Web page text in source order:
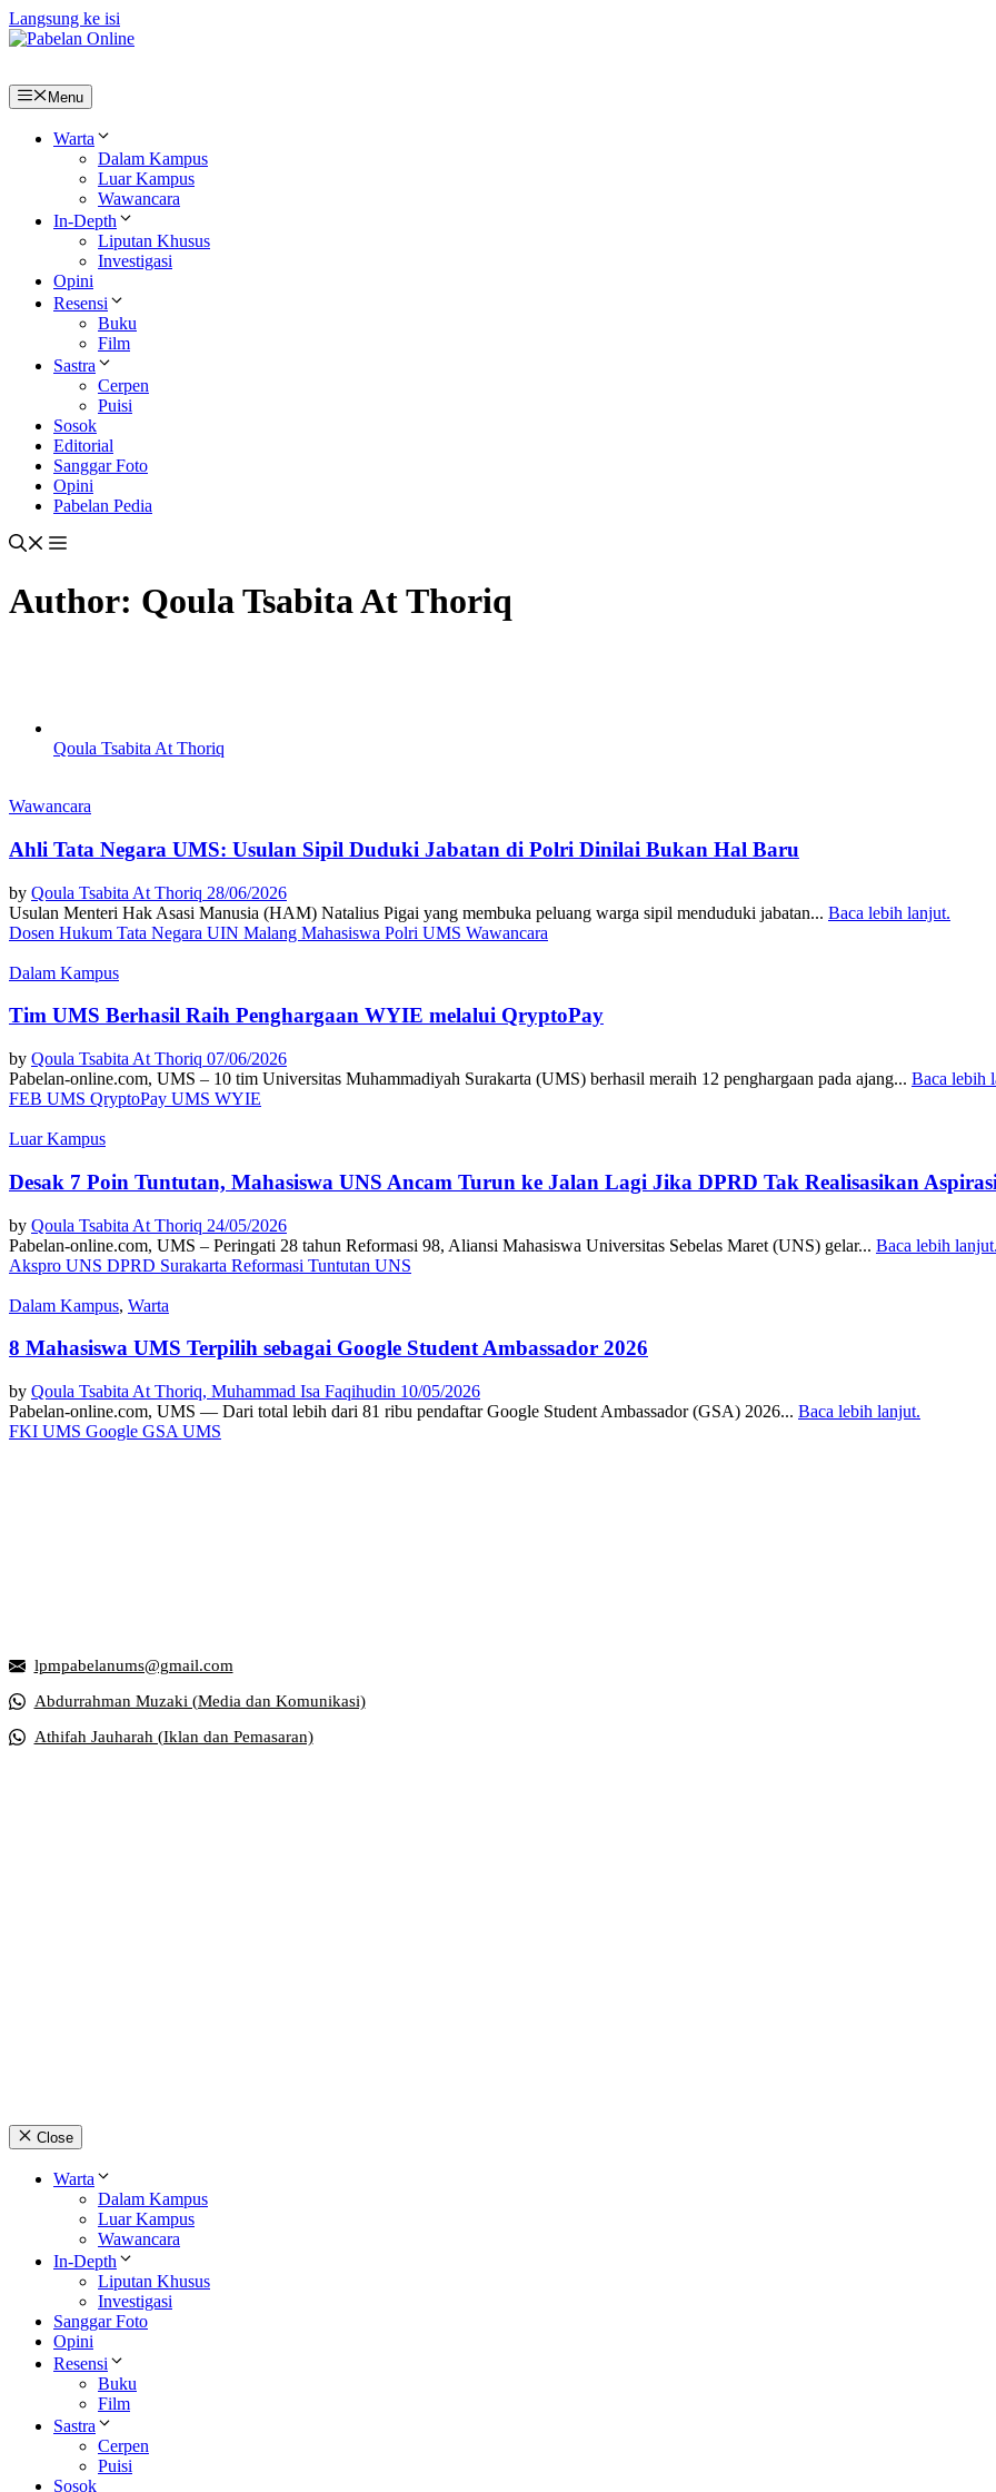
Langsung ke isi
Menu
Warta
Dalam Kampus
Luar Kampus
Wawancara
In-Depth
Liputan Khusus
Investigasi
Opini
Resensi
Buku
Film
Sastra
Cerpen
Puisi
Sosok
Editorial
Sanggar Foto
Opini
Pabelan Pedia
Author: Qoula Tsabita At Thoriq
Qoula Tsabita At Thoriq
Wawancara
Ahli Tata Negara UMS: Usulan Sipil Duduki Jabatan di Polri Dinilai Bukan Hal Baru
by Qoula Tsabita At Thoriq 28/06/2026
Usulan Menteri Hak Asasi Manusia (HAM) Natalius Pigai yang membuka peluang warga sipil menduduki jabatan... Baca lebih lanjut.
Dosen Hukum Tata Negara UIN Malang Mahasiswa Polri UMS Wawancara
Dalam Kampus
Tim UMS Berhasil Raih Penghargaan WYIE melalui QryptoPay
by Qoula Tsabita At Thoriq 07/06/2026
Pabelan-online.com, UMS – 10 tim Universitas Muhammadiyah Surakarta (UMS) berhasil meraih 12 penghargaan pada ajang... Baca lebih
FEB UMS QryptoPay UMS WYIE
Luar Kampus
Desak 7 Poin Tuntutan, Mahasiswa UNS Ancam Turun ke Jalan Lagi Jika DPRD Tak Realisasikan Aspirasi
by Qoula Tsabita At Thoriq 24/05/2026
Pabelan-online.com, UMS – Peringati 28 tahun Reformasi 98, Aliansi Mahasiswa Universitas Sebelas Maret (UNS) gelar... Baca lebih lanjut.
Akspro UNS DPRD Surakarta Reformasi Tuntutan UNS
Dalam Kampus, Warta
8 Mahasiswa UMS Terpilih sebagai Google Student Ambassador 2026
by Qoula Tsabita At Thoriq, Muhammad Isa Faqihudin 10/05/2026
Pabelan-online.com, UMS — Dari total lebih dari 81 ribu pendaftar Google Student Ambassador (GSA) 2026... Baca lebih lanjut.
FKI UMS Google GSA UMS
lpmpabelanums@gmail.com
Abdurrahman Muzaki (Media dan Komunikasi)
Athifah Jauharah (Iklan dan Pemasaran)
Close
Warta
Dalam Kampus
Luar Kampus
Wawancara
In-Depth
Liputan Khusus
Investigasi
Sanggar Foto
Opini
Resensi
Buku
Film
Sastra
Cerpen
Puisi
Sosok